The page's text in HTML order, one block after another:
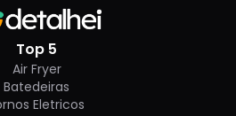
Top 5
Air Fryer
Batedeiras
Eletricos